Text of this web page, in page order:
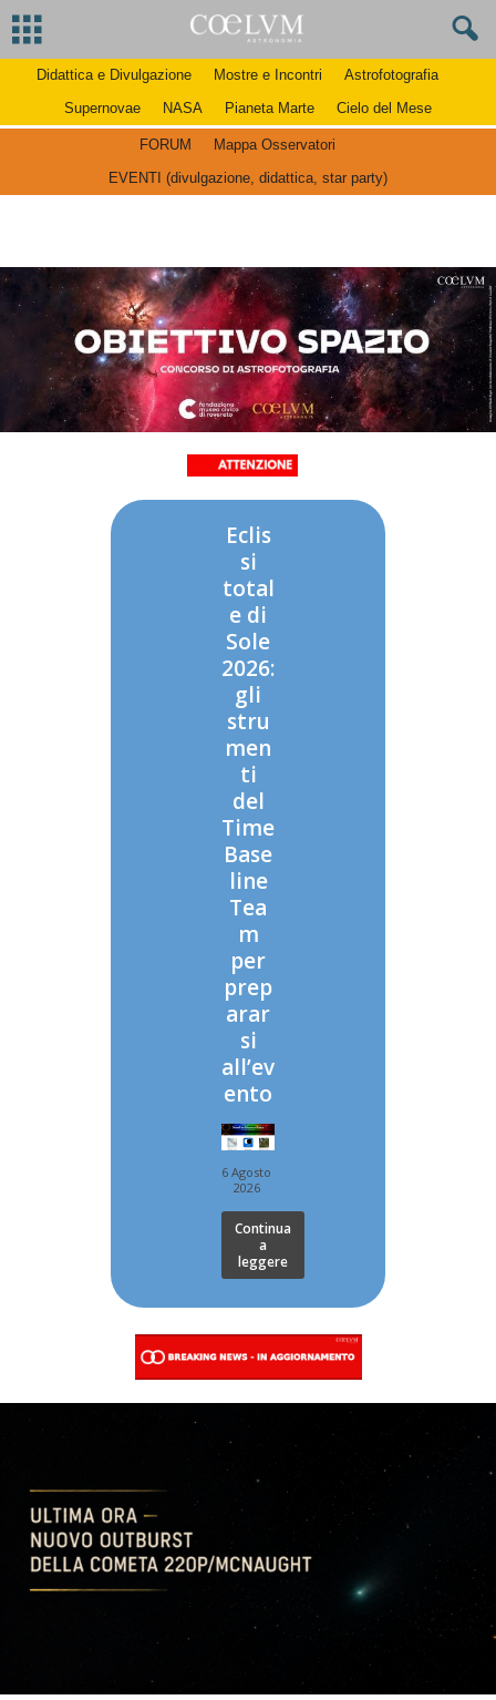
Didattica e Divulgazione Mostre e Incontri
Astrofotografia
Supernovae
NASA Pianeta Marte Cielo del Mese
FORUM
Mappa Osservatori
EVENTI (divulgazione, didattica, star party)
Eclis
si
total
e di
Sole
2026:
gli
stru
men
ti
del
Time
Base
line
Tea
m
per
prep
arar
si
all’ev
ento
6 Agosto
2026
Continua
a
leggere